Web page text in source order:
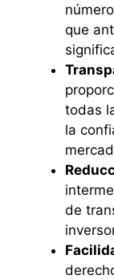
que
todas
la
de